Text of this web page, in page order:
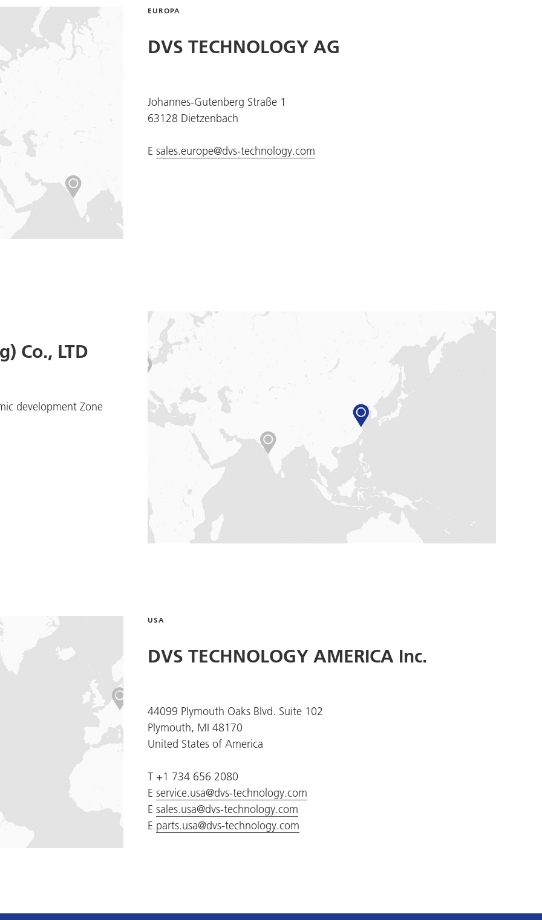
EUROPA
DVS TECHNOLOGY AG
Johannes-Gutenberg Straße 1
63128 Dietzenbach
E sales.europe@dvs-technology.com
Co., LTD
development Zone
USA
DVS TECHNOLOGY AMERICA Inc.
44099 Plymouth Oaks Blvd. Suite 102
Plymouth, MI 48170
United States of America
T +1 734 656 2080
E service.usa@dvs-technology.com
E sales.usa@dvs-technology.com
E parts.usa@dvs-technology.com